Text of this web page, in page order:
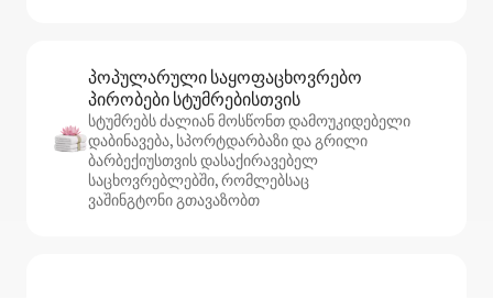
პოპულარული საყოფაცხოვრებო
პირობები სტუმრებისთვის
სტუმრებს ძალიან მოსწონთ დამოუკიდებელი
დაბინავება, სპორტდარბაზი და გრილი
ბარბექიუსთვის დასაქირავებელ
საცხოვრებლებში, რომლებსაც
ვაშინგტონი გთავაზობთ